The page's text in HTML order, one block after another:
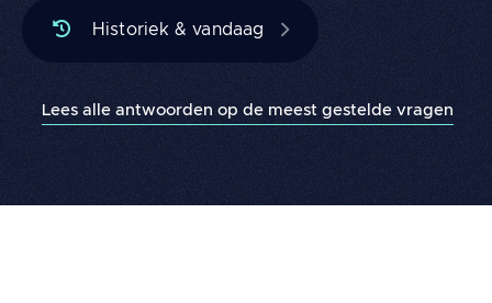
Historiek & vandaag
Lees alle antwoorden op de meest gestelde vragen